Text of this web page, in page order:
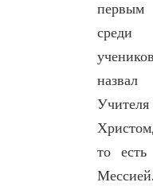
первым
среди
назвал
Учителя
то есть